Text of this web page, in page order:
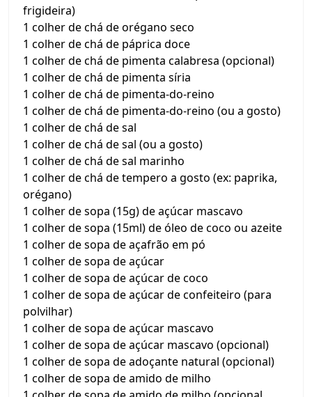
frigideira)
1 colher de chá de orégano seco
1 colher de chá de páprica doce
1 colher de chá de pimenta calabresa (opcional)
1 colher de chá de pimenta síria
1 colher de chá de pimenta-do-reino
1 colher de chá de pimenta-do-reino (ou a gosto)
1 colher de chá de sal
1 colher de chá de sal (ou a gosto)
1 colher de chá de sal marinho
1 colher de chá de tempero a gosto (ex: paprika,
orégano)
1 colher de sopa (15g) de açúcar mascavo
1 colher de sopa (15ml) de óleo de coco ou azeite
1 colher de sopa de açafrão em pó
1 colher de sopa de açúcar
1 colher de sopa de açúcar de coco
1 colher de sopa de açúcar de confeiteiro (para
polvilhar)
1 colher de sopa de açúcar mascavo
1 colher de sopa de açúcar mascavo (opcional)
1 colher de sopa de adoçante natural (opcional)
1 colher de sopa de amido de milho